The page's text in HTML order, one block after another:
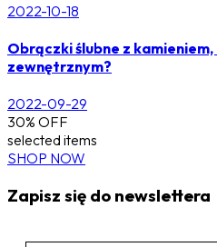
2022-10-18
Obrączki ślubne z
zewnętrznym?
2022-09-29
30% OFF
selected items
SHOP NOW
Zapisz się do newslettera